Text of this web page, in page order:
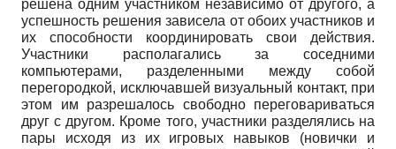
решена одним участником независимо от другого, а
успешность решения зависела от обоих участников и
их способности координировать свои действия.
Участники располагались за соседними
компьютерами, разделенными между собой
перегородкой, исключавшей визуальный контакт, при
этом им разрешалось свободно переговариваться
друг с другом. Кроме того, участники разделялись на
пары исходя из их игровых навыков (новички и